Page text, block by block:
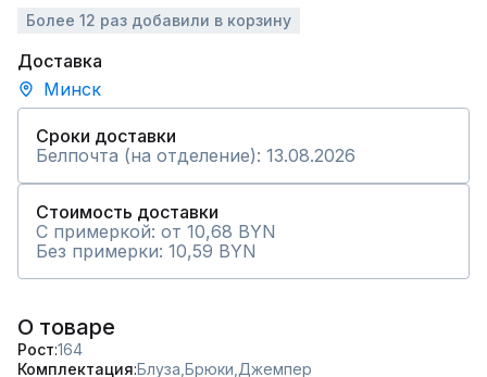
Более 12 раз добавили в корзину
Доставка
Минск
Сроки доставки
Белпочта (на отделение): 13.08.2026
Стоимость доставки
С примеркой: от 10,68 BYN
Без примерки: 10,59 BYN
О товаре
Рост 164
Комплектация Блуза, Брюки, Джемпер